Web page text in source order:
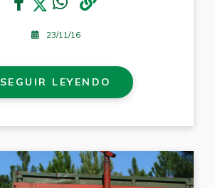
23/11/16
SEGUIR LEYENDO